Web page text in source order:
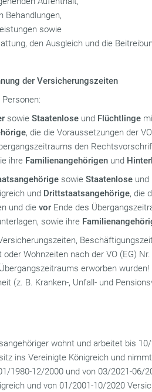
Behandlungen,
sowie
den Ausgleich und die
der Versicherungszeiten
sowieStaatenlose und Flüchtlinge
, die die Voraussetzungen der
den
ihre Familienangehörigen und
sowieStaatenlose und
und Drittstaatsangehörige, die
und dievor Ende des
sowie ihre
oder Wohnzeiten nach der VO (EG)
erworben
(z. B. Kranken-, Unfall- und
wohnt und arbeitet bis
ins Vereinigte Königreich und
1980-12/2000 und von 03/2021-06/
und von 01/2001-10/2020